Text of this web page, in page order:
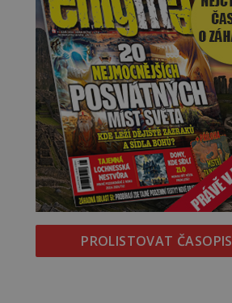
PROLISTOVAT ČASOPIS